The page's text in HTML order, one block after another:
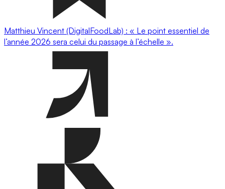
Matthieu Vincent (DigitalFoodLab) : « Le point essentiel de
l’année 2026 sera celui du passage à l’échelle ».